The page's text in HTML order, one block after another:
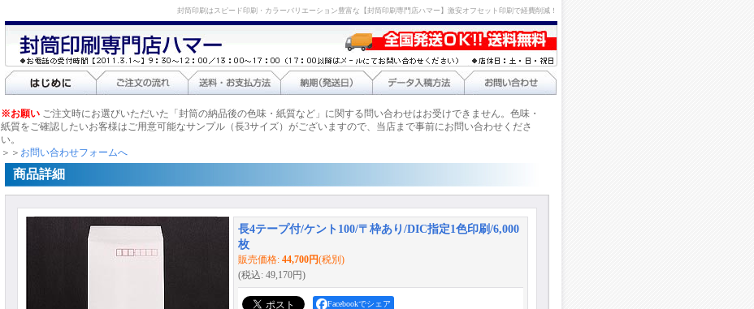
封筒印刷はスピード印刷・カラーバリエーション豊富な【封筒印刷専門店ハマー】激安オフセット印刷で経費削減！
※お願い ご注文時にお選びいただいた「封筒の納品後の色味・紙質など」に関する問い合わせはお受けできません。色味・
紙質をご確認したいお客様はご用意可能なサンプル（長3サイズ）がございますので、当店まで事前にお問い合わせくださ
い。
＞＞ お問い合わせフォームへ
商品詳細
長4テープ付/ケント100/〒枠あり/DIC指定1色印刷/6,000
枚
販売価格: 44,700円(税別)
(税込: 49,170円)
Facebookでシェア